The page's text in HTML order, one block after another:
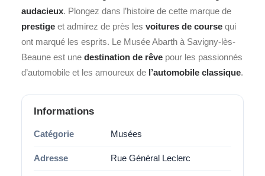
audacieux. Plongez dans l’histoire de cette marque de
prestige et admirez de près les voitures de course qui
ont marqué les esprits. Le Musée Abarth à Savigny-lès-
Beaune est une destination de rêve pour les passionnés
d’automobile et les amoureux de l’automobile classique.
Informations
Catégorie Musées
Adresse Rue Général Leclerc